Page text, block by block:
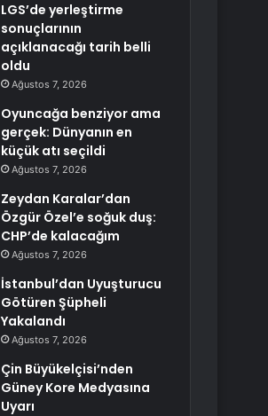
LGS’de yerleştirme
sonuçlarının
açıklanacağı tarih belli
oldu
Ağustos 7, 2026
Oyuncağa benziyor ama
gerçek: Dünyanın en
küçük atı seçildi
Ağustos 7, 2026
Zeydan Karalar’dan
Özgür Özel’e soğuk duş:
CHP’de kalacağım
Ağustos 7, 2026
İstanbul’dan Uyuşturucu
Götüren Şüpheli
Yakalandı
Ağustos 7, 2026
Çin Büyükelçisi’nden
Güney Kore Medyasına
Uyarı